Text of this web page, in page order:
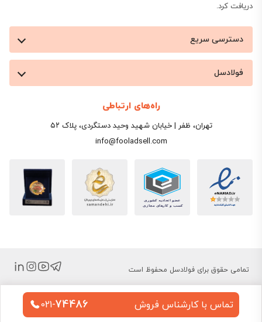
دریافت کرد.
دسترسی سریع
فولادسل
راه‌های ارتباطی
تهران، ظفر | خیابان شهید وحید دستگردی، پلاک ۵۲
info@fooladsell.com
تمامی حقوق برای فولادسل محفوظ است
تماس با کارشناس فروش 021-74486